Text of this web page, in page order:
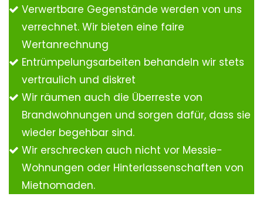
Verwertbare Gegenstände werden von uns
verrechnet. Wir bieten eine faire
Wertanrechnung
Entrümpelungsarbeiten behandeln wir stets
vertraulich und diskret
Wir räumen auch die Überreste von
Brandwohnungen und sorgen dafür, dass sie
wieder begehbar sind.
Wir erschrecken auch nicht vor Messie-
Wohnungen oder Hinterlassenschaften von
Mietnomaden.